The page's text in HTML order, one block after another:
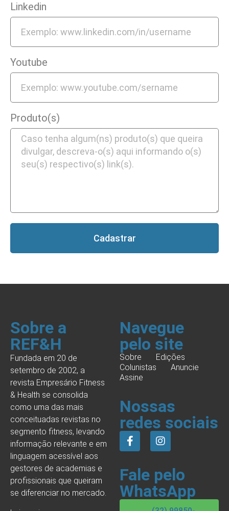
Linkedin
Youtube
Produto(s)
Cadastrar
Sobre a
REF&H
Fundada em 20 de
setembro de 2002, a
revista Empresário Fitness
& Health se consolida
como uma das mais
conceituadas revistas no
segmento fitness, levando
informação relevante e em
linguagem acessível aos
gestores de academias e
profissionais que queiram
se diferenciar no mercado.
Navegue
pelo site
Sobre
Edições
Colunistas
Anuncie
Assine
Nossas
redes sociais
Fale pelo
WhatsApp